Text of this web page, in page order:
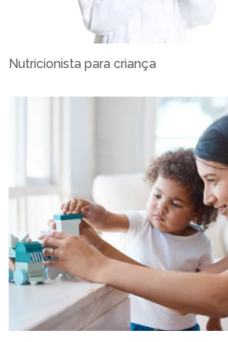
Nutricionista para criança